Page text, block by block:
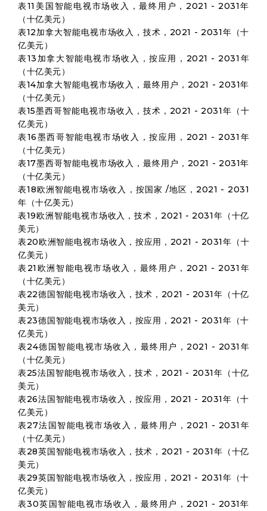
表11美国智能电视市场收入，最终用户，2021 - 2031年
（十亿美元）
表12加拿大智能电视市场收入，技术，2021 - 2031年（十
亿美元）
表13加拿大智能电视市场收入，按应用，2021 - 2031年
（十亿美元）
表14加拿大智能电视市场收入，最终用户，2021 - 2031年
（十亿美元）
表15墨西哥智能电视市场收入，技术，2021 - 2031年（十
亿美元）
表16墨西哥智能电视市场收入，按应用，2021 - 2031年
（十亿美元）
表17墨西哥智能电视市场收入，最终用户，2021 - 2031年
（十亿美元）
表18欧洲智能电视市场收入，按国家 /地区，2021 - 2031
年（十亿美元）
表19欧洲智能电视市场收入，技术，2021 - 2031年（十亿
美元）
表20欧洲智能电视市场收入，按应用，2021 - 2031年（十
亿美元）
表21欧洲智能电视市场收入，最终用户，2021 - 2031年
（十亿美元）
表22德国智能电视市场收入，技术，2021 - 2031年（十亿
美元）
表23德国智能电视市场收入，按应用，2021 - 2031年（十
亿美元）
表24德国智能电视市场收入，最终用户，2021 - 2031年
（十亿美元）
表25法国智能电视市场收入，技术，2021 - 2031年（十亿
美元）
表26法国智能电视市场收入，按应用，2021 - 2031年（十
亿美元）
表27法国智能电视市场收入，最终用户，2021 - 2031年
（十亿美元）
表28英国智能电视市场收入，技术，2021 - 2031年（十亿
美元）
表29英国智能电视市场收入，按应用，2021 - 2031年（十
亿美元）
表30英国智能电视市场收入，最终用户，2021 - 2031年